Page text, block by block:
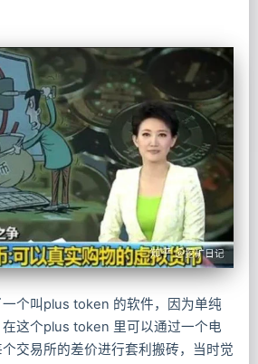
个叫plus token 的软件，因为单纯
这个plus token 里可以通过一个电
交易所的差价进行套利搬砖，当时觉